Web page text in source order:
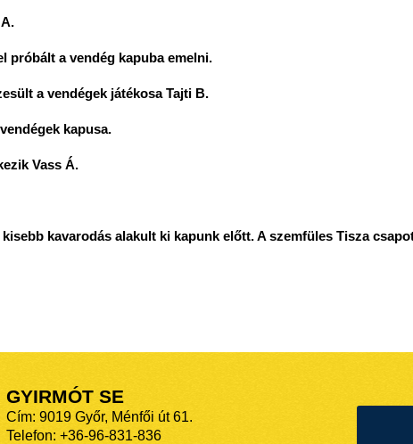
próbált a vendég kapuba emelni.
a vendégek játékosa Tajti B.
kapusa.
Vass Á.
kavarodás alakult ki kapunk előtt. A szemfüles Tisza
GYIRMÓT SE
Cím: 9019 Győr, Ménfői út 61.
Telefon: +36-96-831-836